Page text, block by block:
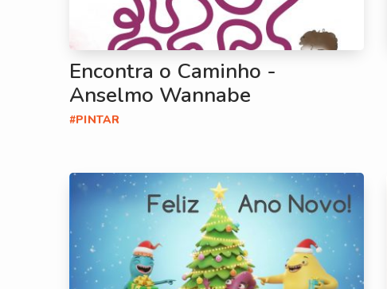
Encontra o Caminho -
Anselmo Wannabe
#PINTAR